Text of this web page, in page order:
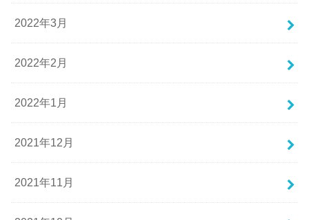
2022年3月
2022年2月
2022年1月
2021年12月
2021年11月